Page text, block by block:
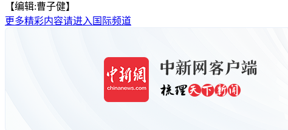
【编辑:曹子健】
更多精彩内容请进入国际频道